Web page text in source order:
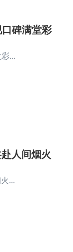
碑满堂彩
...
人间烟火
...